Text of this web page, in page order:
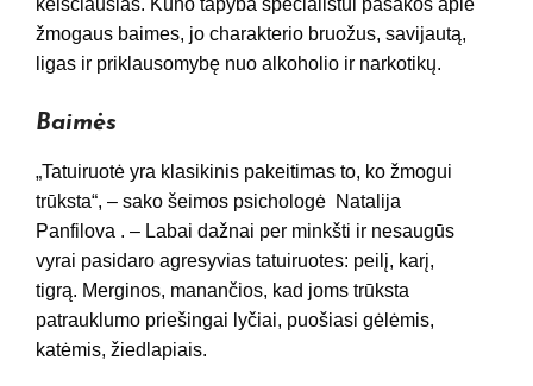
žmogaus baimes, jo charakterio bruožus, savijautą,
ligas ir priklausomybę nuo alkoholio ir narkotikų.
Baimės
„Tatuiruotė yra klasikinis pakeitimas to, ko žmogui
trūksta“, – sako šeimos psichologė Natalija
Panfilova . – Labai dažnai per minkšti ir nesaugūs
vyrai pasidaro agresyvias tatuiruotes: peilį, karį,
tigrą. Merginos, manančios, kad joms trūksta
patrauklumo priešingai lyčiai, puošiasi gėlėmis,
katėmis, žiedlapiais.